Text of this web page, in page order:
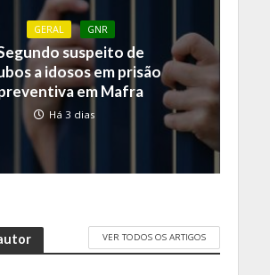
GERAL GNR
suspeito de
a idosos em prisão
em Mafra
Há 3 dias
VER TODOS OS ARTIGOS